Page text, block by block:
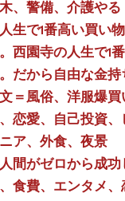
、警備、介護やる
生で1番高い買い
西園寺の人生で1
だから自由な金持
＝風俗、洋服爆買
恋愛、自己投資、
ア、外食、夜景
間がゼロから成功
食費、エンタメ